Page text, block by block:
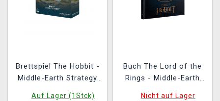
Brettspiel The Hobbit -
Middle-Earth Strategy
Auf Lager (1Stck)
Buch The Lord of the
Rings - Middle-Earth
Nicht auf Lager